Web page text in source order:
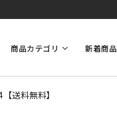
商品カテゴリ 新着商品
送料無料】